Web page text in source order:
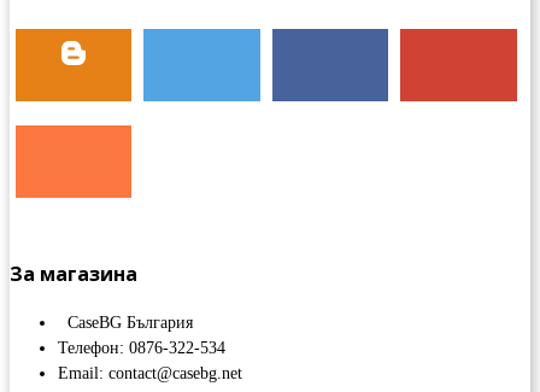
За магазина
CaseBG България
Телефон: 0876-322-534
Email: contact@casebg.net